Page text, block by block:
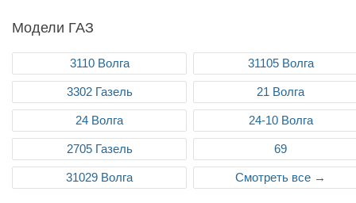
Модели ГАЗ
3110 Волга 31105 Волга
3302 Газель 21 Волга
24 Волга 24-10 Волга
2705 Газель 69
31029 Волга Смотреть все →